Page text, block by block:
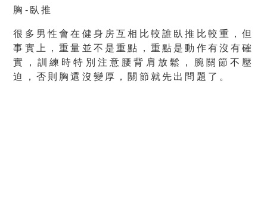
胸-臥推
很多男性會在健身房互相比較誰臥推比較重，但
事實上，重量並不是重點，重點是動作有沒有確
實，訓練時特別注意腰背肩放鬆，腕關節不壓
迫，否則胸還沒變厚，關節就先出問題了。